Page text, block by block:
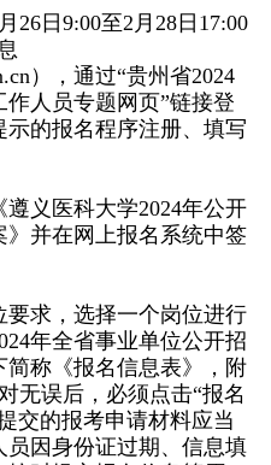
日9:00至2月28日17:00
），通过“贵州省2024
人员专题网页”链接登
的报名程序注册、填写
义医科大学2024年公开
并在网上报名系统中签
求，选择一个岗位进行
年全省事业单位公开招
称《报名信息表》，附
无误后，必须点击“报名
交的报考申请材料应当
因身份证过期、信息填